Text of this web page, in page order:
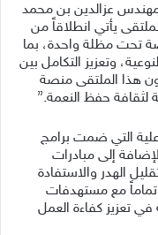
عزالدين بن محمد
يأتي انطلاقاً من
تحت مظلة واحدة، بما
وتعزيز التكامل بين
هذا الملتقى منصة
لثقافة حفظ النعمة.”
التي ضمت برامج
إلى مبادرات
الهدر والاستفادة
مع مستهدفات
في تعزيز كفاءة العمل